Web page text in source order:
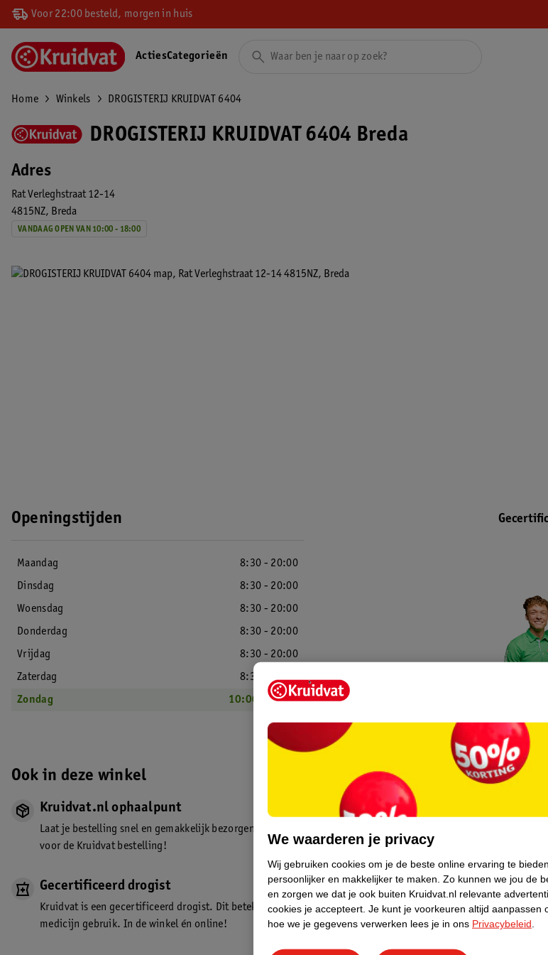
Voor 22:00 besteld, morgen in huis
ActiesCategorieën
Home Winkels DROGISTERIJ KRUIDVAT 6404
DROGISTERIJ KRUIDVAT 6404 Breda
Adres
Rat Verleghstraat 12-14
4815NZ
Breda
VANDAAG OPEN VAN 10:00 - 18:00
Openingstijden
Maandag
8:30 - 20:00
Dinsdag
8:30 - 20:00
Woensdag
8:30 - 20:00
Donderdag
8:30 - 20:00
Vrijdag
8:30 - 20:00
Zaterdag
8:30 - 18:00
Zondag
10:00 - 18:00
Ook in deze winkel
Kruidvat.nl ophaalpunt
Laat je bestelling snel en gemakkelijk bezorgen in de winkel. Zo hoef je niet thuis te blijven
voor de Kruidvat bestelling!
Gecertificeerd drogist
Kruidvat is een gecertificeerd drogist. Dit betekent dat je deskundig advies krijgt over
medicijn gebruik. In de winkel én online!
In de
In
We waarderen je privacy
Wij gebruiken cookies om je de beste online ervaring te
persoonlijker en makkelijker te maken. Zo kunnen we jou de
en zorgen we dat je ook buiten Kruidvat.nl relevante
cookies je accepteert. Je kunt je voorkeuren altijd aanpassen
hoe we je gegevens verwerken lees je in ons Privacybeleid